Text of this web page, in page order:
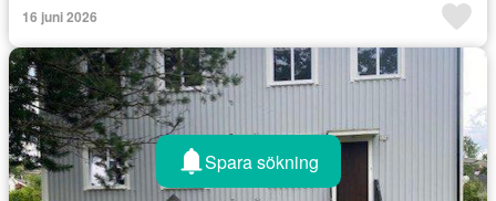
16 juni 2026
Spara sökning